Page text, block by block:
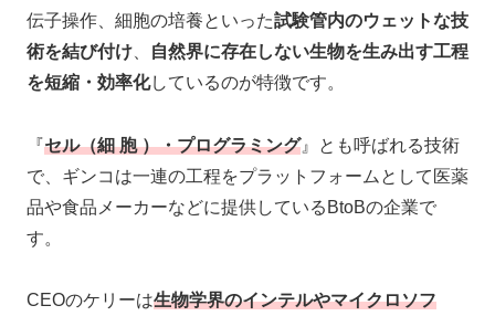
伝子操作、細胞の培養といった試験管内のウェットな技
術を結び付け
自然界に存在しない生物を生み出す工程
を短縮・効率化しているのが特徴です。
『セル（細 胞 ）・プログラミング』とも呼ばれる技術
で、ギンコは一連の工程をプラットフォームとして医薬
品や食品メーカーなどに提供しているBtoBの企業で
す。
CEOのケリーは生物学界のインテルやマイクロソフ